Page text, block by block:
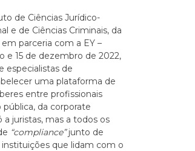
de Ciências Jurídico-
e de Ciências Criminais, da
parceria com a EY –
e 15 de dezembro de 2022,
especialistas de
uma plataforma de
entre profissionais
pública, da corporate
juristas, mas a todos os
“compliance”junto de
que lidam com o